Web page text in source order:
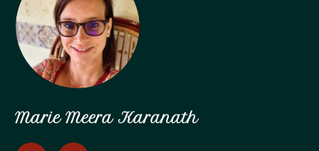
Marie Meera Karanath